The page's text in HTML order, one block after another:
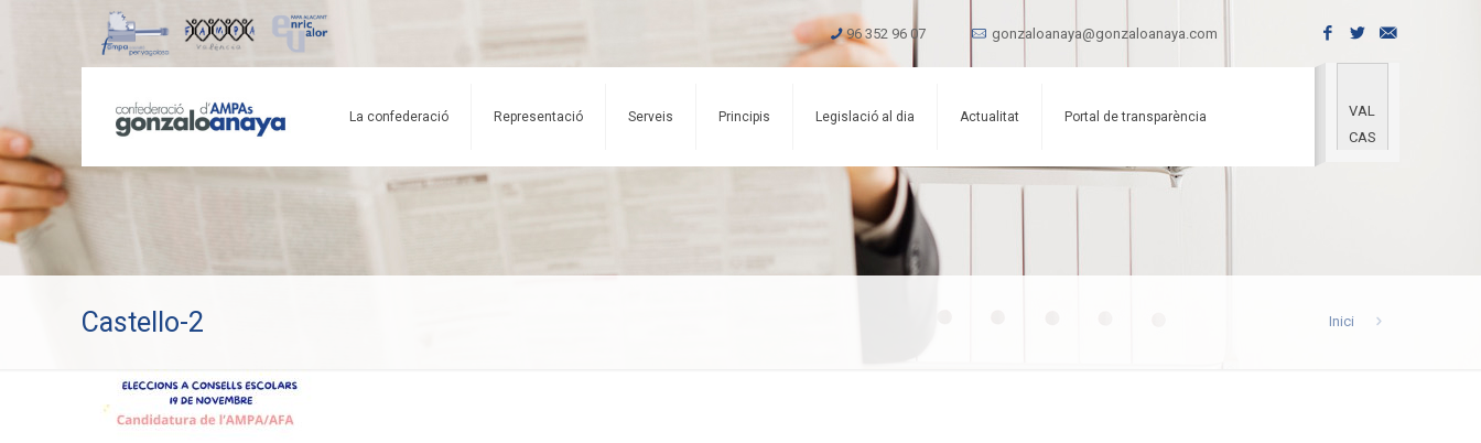
96 352 96 07 gonzaloanaya@gonzaloanaya.com
La confederació Representació Serveis Principis Legislació al dia Actualitat Portal de transparència
VAL
CAS
Castello-2 Inici